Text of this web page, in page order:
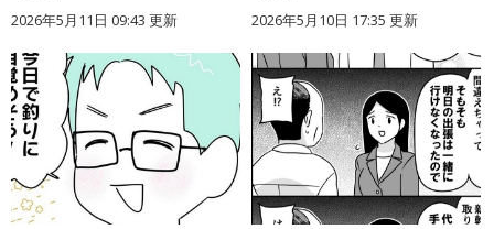
2026年5月11日 09:43 更新 2026年5月10日 17:35 更新